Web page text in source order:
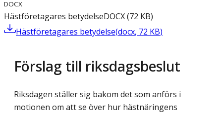
DOCX
Hästföretagares betydelseDOCX(72 KB)
Hästföretagares betydelse(docx, 72 KB)
Förslag till riksdagsbeslut
Riksdagen ställer sig bakom det som anförs i
motionen om att se över hur hästnäringens